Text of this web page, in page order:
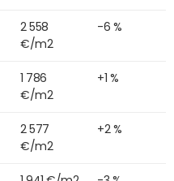
2 558
€/m2
-6 %
1 786
€/m2
+1 %
2 577
€/m2
+2 %